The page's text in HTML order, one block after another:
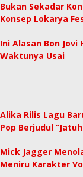
Bukan Sekadar
Konsep Lokarya
Ini Alasan Bon
Waktunya Usai
Alika Rilis Lagu
Pop Berjudul
Mick Jagger
Meniru Karakter